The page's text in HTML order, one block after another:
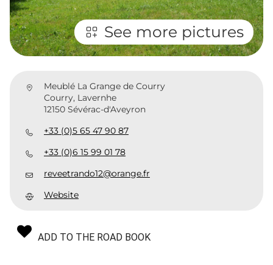
See more pictures
Meublé La Grange de Courry
Courry, Lavernhe
12150 Sévérac-d'Aveyron
+33 (0)5 65 47 90 87
+33 (0)6 15 99 01 78
reveetrando12@orange.fr
Website
ADD TO THE ROAD BOOK